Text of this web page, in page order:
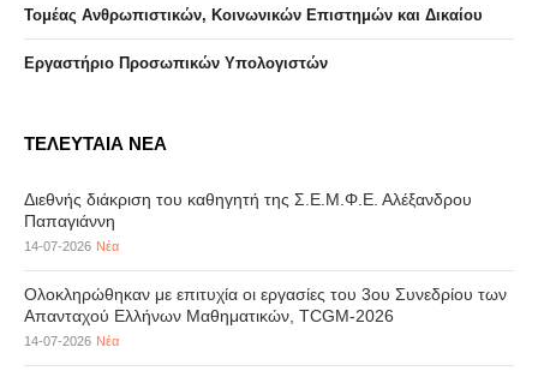
Τομέας Ανθρωπιστικών, Κοινωνικών Επιστημών και Δικαίου
Eργαστήριo Προσωπικών Υπολογιστών
ΤΕΛΕΥΤΑΙΑ ΝΕΑ
Διεθνής διάκριση του καθηγητή της Σ.Ε.Μ.Φ.Ε. Αλέξανδρου
Παπαγιάννη
14-07-2026 Νέα
Ολοκληρώθηκαν με επιτυχία οι εργασίες του 3ου Συνεδρίου των
Απανταχού Ελλήνων Μαθηματικών, TCGM-2026
14-07-2026 Νέα